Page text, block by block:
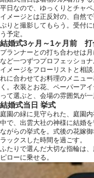
平日なので、ゆっくりとチャ
イメージとは正反対の、自然
ぷりと撮影してもらう。受付
う予定。
結婚式3ヶ月～1ヶ月前 打
プランナーとの打ち合わせは
など一つずつプロフェッショ
イメージをフローリストと相
れに合わせてお料理のメニュ
く。衣装とお花、ペーパーア
って選ぶと、会場の雰囲気が
結婚式当日 挙式
庭園の緑に見守られた、庭園
中で、出雲大社の神様に結婚
ながらの挙式を。式後の花嫁
ラックスした時間を過ごす。
ふたりで選んだ大切な指輪は
ピローに乗せる。